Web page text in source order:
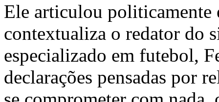
Ele articulou politicamente
contextualiza o redator do
especializado em futebol,
declarações pensadas por